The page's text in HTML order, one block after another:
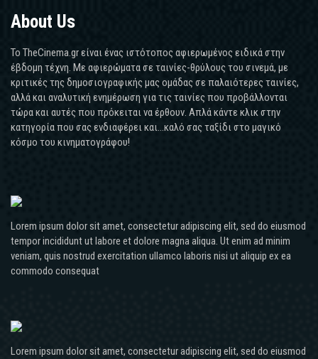
About Us
Το TheCinema.gr είναι ένας ιστότοπος αφιερωμένος ειδικά στην
έβδομη τέχνη. Με αφιερώματα σε ταινίες-θρύλους του σινεμά, με
κριτικές της δημοσιογραφικής μας ομάδας σε παλαιότερες ταινίες,
αλλά και αναλυτική ενημέρωση για τις ταινίες που προβάλλονται
τώρα και αυτές που πρόκειται να έρθουν. Απλά κάντε κλικ στην
κατηγορία που σας ενδιαφέρει και...καλό σας ταξίδι στο μαγικό
κόσμο του κινηματογράφου!
Lorem ipsum dolor sit amet, consectetur adipiscing elit, sed do eiusmod
tempor incididunt ut labore et dolore magna aliqua. Ut enim ad minim
veniam, quis nostrud exercitation ullamco laboris nisi ut aliquip ex ea
commodo consequat
Lorem ipsum dolor sit amet, consectetur adipiscing elit, sed do eiusmod